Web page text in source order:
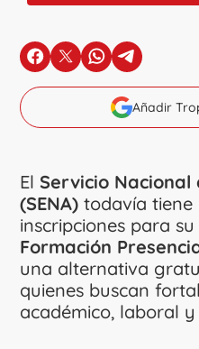
en Facebook
en Xen Whatsapp
en
Añadir
ElServicio
(SENA) todavía tiene
inscripciones para
Formación
una alternativa
quienes buscan
académico, laboral